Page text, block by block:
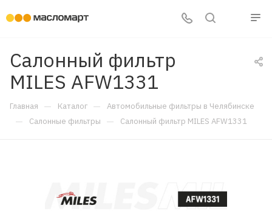
Салонный фильтр
MILES AFW1331
Главная — Каталог — Автомобильные фильтры в Челябинске
— Салонные фильтры — Салонный фильтр MILES AFW1331